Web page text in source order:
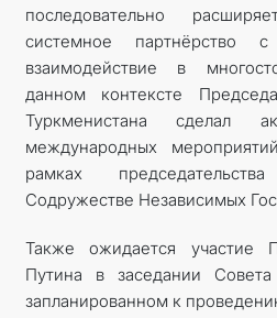
последовательно
системное
взаимодействие в
данном контексте
Туркменистана сделал
международных
рамках
Содружестве Независимых
Также ожидается участие
Путина в заседании
запланированном к